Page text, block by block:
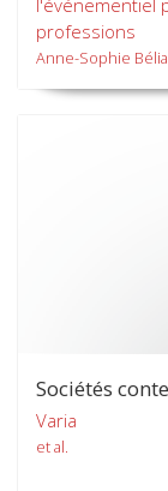
l'événementiel
professions
Anne-Sophie
Sociétés
Varia
et al.